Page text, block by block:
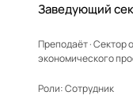
Заведующий
Преподаёт · Сектор
экономического
Роли:Сотрудник